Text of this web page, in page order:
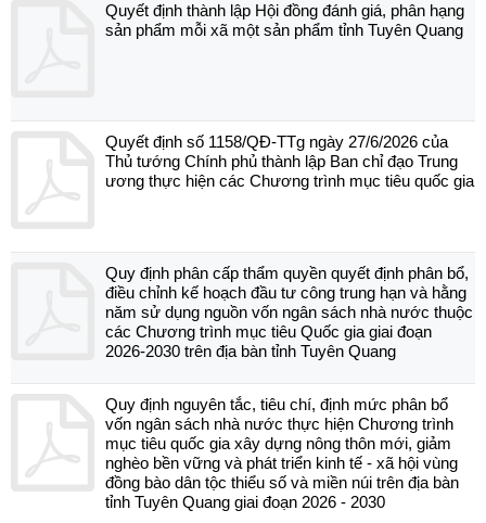
Quyết định thành lập Hội đồng đánh giá, phân hạng
sản phẩm mỗi xã một sản phẩm tỉnh Tuyên Quang
Quyết định số 1158/QĐ-TTg ngày 27/6/2026 của
Thủ tướng Chính phủ thành lập Ban chỉ đạo Trung
ương thực hiện các Chương trình mục tiêu quốc gia
Quy định phân cấp thẩm quyền quyết định phân bổ,
điều chỉnh kế hoạch đầu tư công trung hạn và hằng
năm sử dụng nguồn vốn ngân sách nhà nước thuộc
các Chương trình mục tiêu Quốc gia giai đoạn
2026-2030 trên địa bàn tỉnh Tuyên Quang
Quy định nguyên tắc, tiêu chí, định mức phân bổ
vốn ngân sách nhà nước thực hiện Chương trình
mục tiêu quốc gia xây dựng nông thôn mới, giảm
nghèo bền vững và phát triển kinh tế - xã hội vùng
đồng bào dân tộc thiểu số và miền núi trên địa bàn
tỉnh Tuyên Quang giai đoạn 2026 - 2030